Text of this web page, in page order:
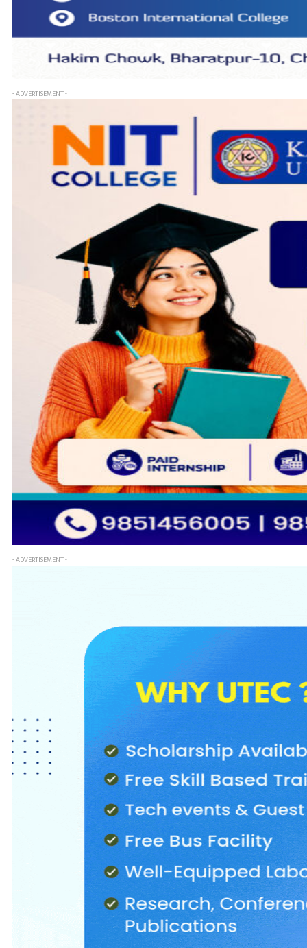
- ADVERTISEMENT -
- ADVERTISEMENT -